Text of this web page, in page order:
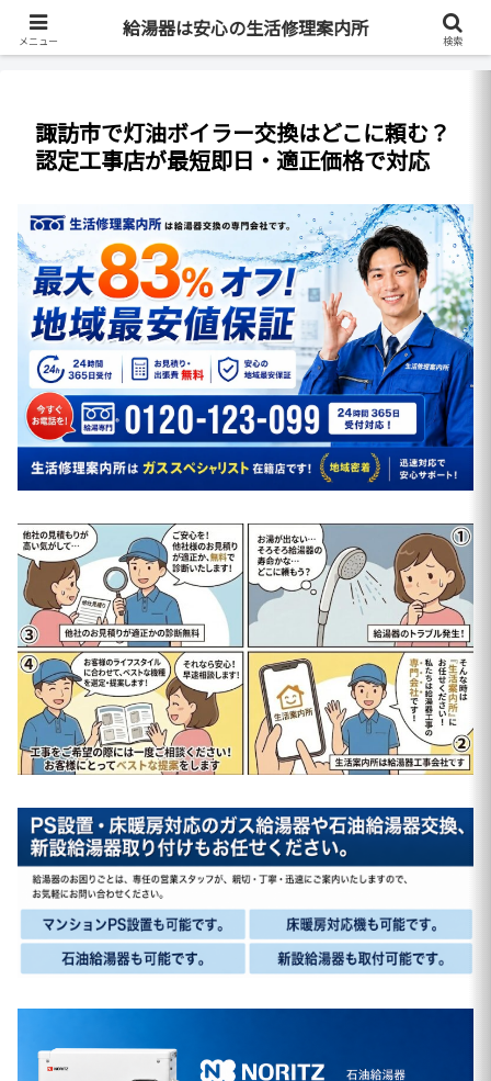
最短即日・全国対応・最大83%OFF
諏訪市で灯油ボイラー交換はどこに頼む？
認定工事店が最短即日・適正価格で対応
メニュー
給湯器は安心の生活修理案内所
検索